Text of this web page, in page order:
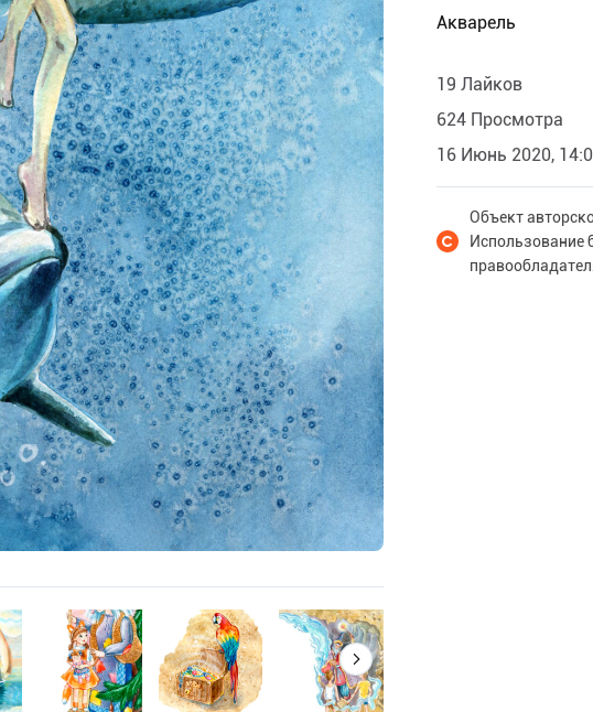
Акварель
19 Лайков
624 Просмотра
16 Июнь 2020,
Объект
Использование